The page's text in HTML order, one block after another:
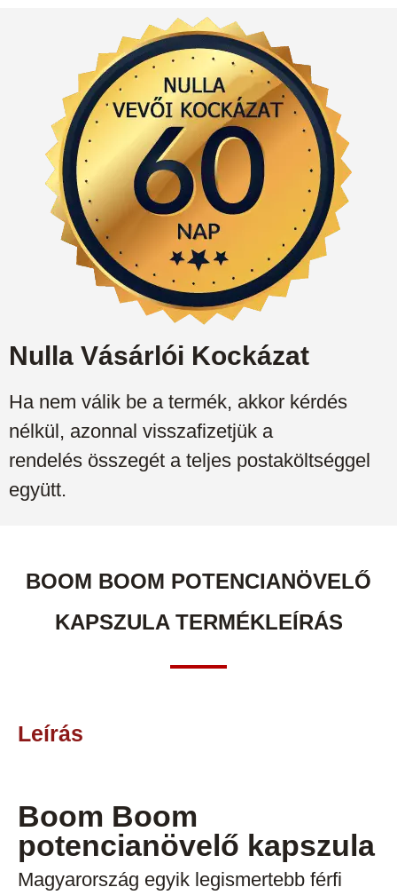
Nulla Vásárlói Kockázat
Ha nem válik be a termék, akkor kérdés
nélkül, azonnal visszafizetjük a
rendelés összegét a teljes postaköltséggel
együtt.
BOOM BOOM POTENCIANÖVELŐ
KAPSZULA TERMÉKLEÍRÁS
Leírás
Boom Boom
potencianövelő kapszula
Magyarország egyik legismertebb férfi